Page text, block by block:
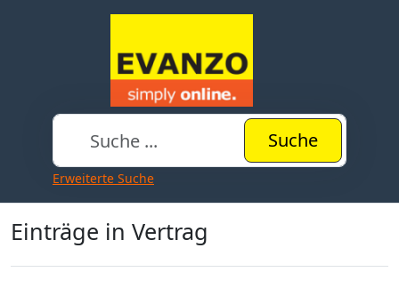
Suche
Erweiterte Suche
Einträge in Vertrag